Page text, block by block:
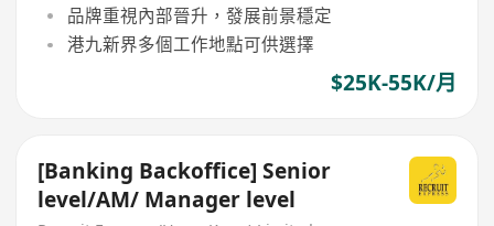
品牌重視內部晉升，發展前景穩定
港九新界多個工作地點可供選擇
$25K-55K/月
[Banking Backoffice] Senior
level/AM/ Manager level